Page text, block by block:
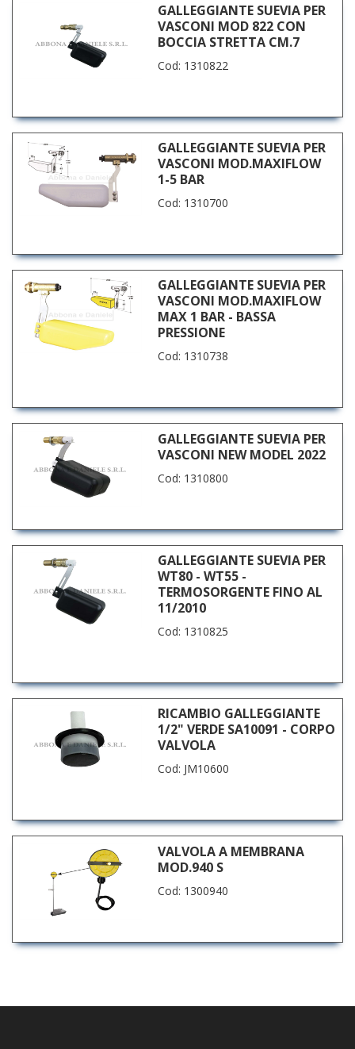
GALLEGGIANTE SUEVIA PER
VASCONI MOD 822 CON
BOCCIA STRETTA CM.7
Cod: 1310822
GALLEGGIANTE SUEVIA PER
VASCONI MOD.MAXIFLOW
1-5 BAR
Cod: 1310700
GALLEGGIANTE SUEVIA PER
VASCONI MOD.MAXIFLOW
MAX 1 BAR - BASSA
PRESSIONE
Cod: 1310738
GALLEGGIANTE SUEVIA PER
VASCONI NEW MODEL 2022
Cod: 1310800
GALLEGGIANTE SUEVIA PER
WT80 - WT55 -
TERMOSORGENTE FINO AL
11/2010
Cod: 1310825
RICAMBIO GALLEGGIANTE
1/2" VERDE SA10091 - CORPO
VALVOLA
Cod: JM10600
VALVOLA A MEMBRANA
MOD.940 S
Cod: 1300940